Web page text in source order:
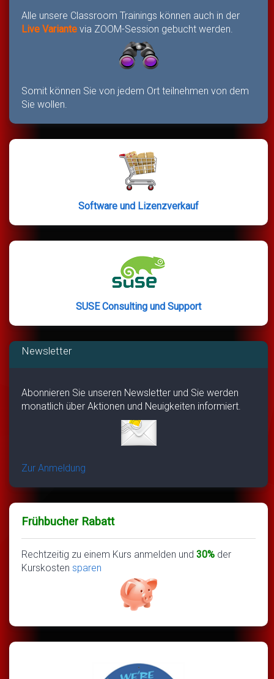
Alle unsere Classroom Trainings können auch in der
Live Variante via ZOOM-Session gebucht werden.
Somit können Sie von jedem Ort teilnehmen von dem
Sie wollen.
Software und Lizenzverkauf
SUSE Consulting und Support
Newsletter
Abonnieren Sie unseren Newsletter und Sie werden
monatlich über Aktionen und Neuigkeiten informiert.
Zur Anmeldung
Frühbucher Rabatt
Rechtzeitig zu einem Kurs anmelden und 30% der
Kurskosten sparen